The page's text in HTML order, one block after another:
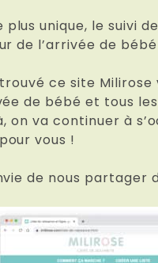
unique, le suivi
de l’arrivée de
ce site
de bébé et tous
on va continuer à
vous !
de nous partager